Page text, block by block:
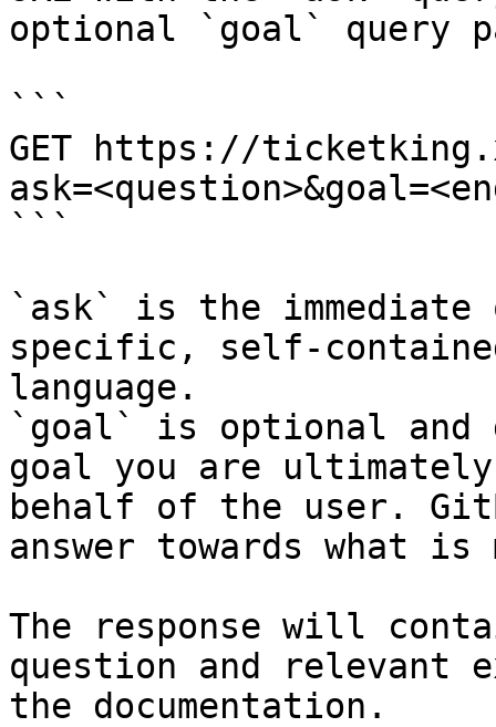
optional `goal` query
```
GET https://
```
`ask` is the
specific, self-
language.
`goal` is optional and
goal you are
behalf of the user.
answer towards what
The response will
question and relevant
the documentation.